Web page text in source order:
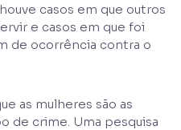
casos em que outros
e casos em que foi
de ocorrência contra o
as mulheres são as
de crime. Uma pesquisa